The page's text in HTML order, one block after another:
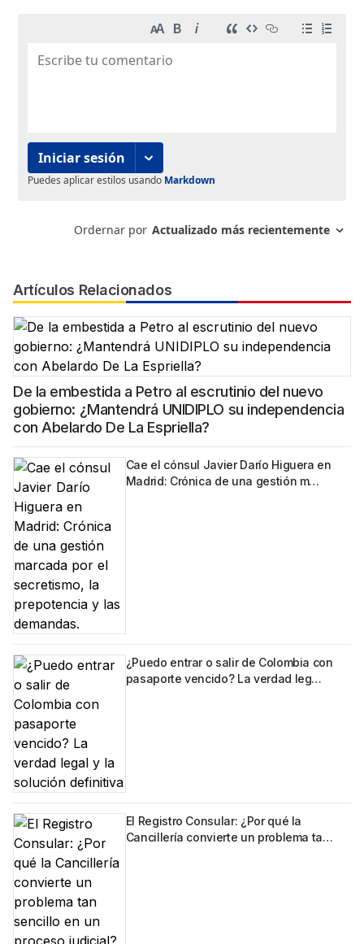
Artículos Relacionados
De la embestida a Petro al escrutinio del nuevo
gobierno: ¿Mantendrá UNIDIPLO su independencia
con Abelardo De La Espriella?
Cae el cónsul Javier Darío Higuera en
Madrid: Crónica de una gestión m…
¿Puedo entrar o salir de Colombia con
pasaporte vencido? La verdad leg…
El Registro Consular: ¿Por qué la
Cancillería convierte un problema ta…